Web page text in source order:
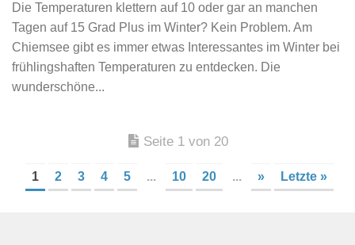
Die Temperaturen klettern auf 10 oder gar an manchen
Tagen auf 15 Grad Plus im Winter? Kein Problem. Am
Chiemsee gibt es immer etwas Interessantes im Winter bei
frühlingshaften Temperaturen zu entdecken. Die
wunderschöne...
Seite 1 von 20
1 2 3 4 5 ... 10 20 ... » Letzte »